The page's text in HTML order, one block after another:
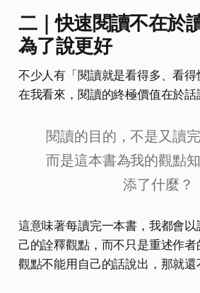
二｜快速閱讀不在於
為了說更好
不少人有「閱讀就是看得多、看得
在我看來，閱讀的終極價值在於話
閱讀的目的，不是又讀
而是這本書為我的觀點
添了什麼？
這意味著每讀完一本書，我都會
己的詮釋觀點，而不只是重述作
觀點不能用自己的話說出，那就還